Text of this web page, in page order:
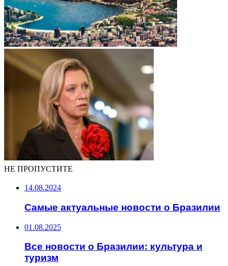
НЕ ПРОПУСТИТЕ
14.08.2024
Самые актуальные новости о Бразилии
01.08.2025
Все новости о Бразилии: культура и
туризм